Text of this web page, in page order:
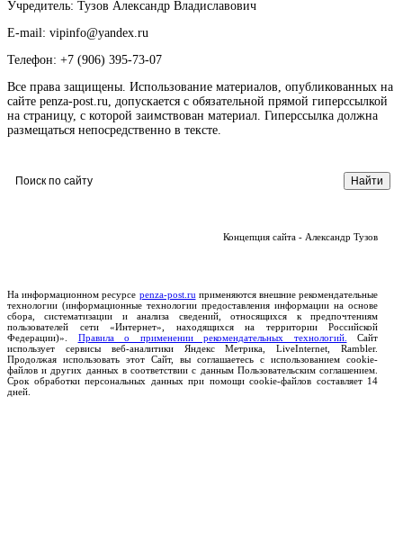
Учредитель: Тузов Александр Владиславович
E-mail: vipinfo@yandex.ru
Телефон: +7 (906) 395-73-07
Все права защищены. Использование материалов, опубликованных на
сайте penza-post.ru, допускается с обязательной прямой гиперссылкой
на страницу, с которой заимствован материал. Гиперссылка должна
размещаться непосредственно в тексте.
Концепция сайта - Александр Тузов
На информационном ресурсе penza-post.ru применяются внешние рекомендательные
технологии (информационные технологии предоставления информации на основе
сбора, систематизации и анализа сведений, относящихся к предпочтениям
пользователей сети «Интернет», находящихся на территории Российской
Федерации)». Правила о применении рекомендательных технологий.
Сайт
использует сервисы веб-аналитики Яндекс Метрика, LiveInternet, Rambler.
Продолжая использовать этот Сайт, вы соглашаетесь с использованием cookie-
файлов и других данных в соответствии с данным Пользовательским соглашением.
Срок обработки персональных данных при помощи cookie-файлов составляет 14
дней.